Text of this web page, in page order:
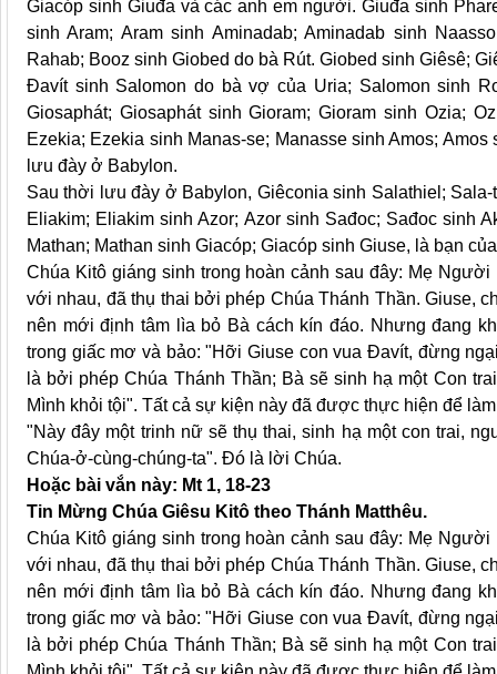
Giacóp sinh Giuđa và các anh em người. Giuđa sinh
sinh Aram; Aram sinh Aminadab; Aminadab sinh
Rahab; Booz sinh Giobed do bà Rút. Giobed sinh Giêsê;
Đavít sinh Salomon do bà vợ của Uria; Salomon sinh
Giosaphát; Giosaphát sinh Gioram; Gioram sinh Ozia;
Ezekia; Ezekia sinh Manas-se; Manasse sinh Amos;
lưu đày ở Babylon.
Sau thời lưu đày ở Babylon, Giêconia sinh Salathiel;
Eliakim; Eliakim sinh Azor; Azor sinh Sađoc; Sađoc sinh
Mathan; Mathan sinh Giacóp; Giacóp sinh Giuse, là bạn
Chúa Kitô giáng sinh trong hoàn cảnh sau đây: Mẹ
với nhau, đã thụ thai bởi phép Chúa Thánh Thần. Giuse,
nên mới định tâm lìa bỏ Bà cách kín đáo. Nhưng đang
trong giấc mơ và bảo: "Hỡi Giuse con vua Đavít, đừng
là bởi phép Chúa Thánh Thần; Bà sẽ sinh hạ một Con
Mình khỏi tội". Tất cả sự kiện này đã được thực hiện để
"Này đây một trinh nữ sẽ thụ thai, sinh hạ một con trai,
Chúa-ở-cùng-chúng-ta". Đó là lời Chúa.
Hoặc bài vắn này: Mt 1, 18-23
Tin Mừng Chúa Giêsu Kitô theo Thánh Matthêu.
Chúa Kitô giáng sinh trong hoàn cảnh sau đây: Mẹ
với nhau, đã thụ thai bởi phép Chúa Thánh Thần. Giuse,
nên mới định tâm lìa bỏ Bà cách kín đáo. Nhưng đang
trong giấc mơ và bảo: "Hỡi Giuse con vua Đavít, đừng
là bởi phép Chúa Thánh Thần; Bà sẽ sinh hạ một Con